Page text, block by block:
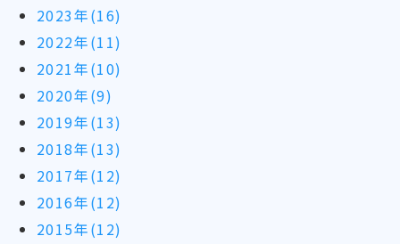
2023年(16)
2022年(11)
2021年(10)
2020年(9)
2019年(13)
2018年(13)
2017年(12)
2016年(12)
2015年(12)